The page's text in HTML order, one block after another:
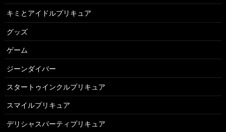
キミとアイドルプリキュア
グッズ
ゲーム
ジーンダイバー
スタートゥインクルプリキュア
スマイルプリキュア
デリシャスパーティプリキュア